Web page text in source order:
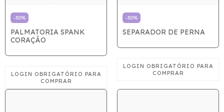
-30%
PALMATORIA SPANK
CORAÇÃO
-30%
SEPARADOR DE PERNA